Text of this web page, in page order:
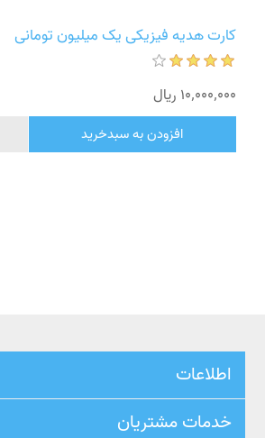
کارت هدیه فیزیکی یک میلیون تومانی
10٬000٬000 ریال
افزودن به سبدخرید
اطلاعات
خدمات مشتریان